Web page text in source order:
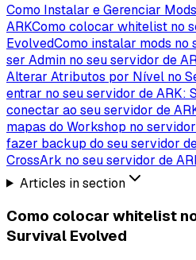
Como Instalar e Gerenciar
ARKComo colocar whitelist no
EvolvedComo instalar mods no
ser Admin no seu servidor de
Alterar Atributos por Nível no
entrar no seu servidor de ARK:
conectar ao seu servidor de
mapas do Workshop no
fazer backup do seu servidor
CrossArk no seu servidor de
Articles in section
Como colocar whitelist
Survival Evolved